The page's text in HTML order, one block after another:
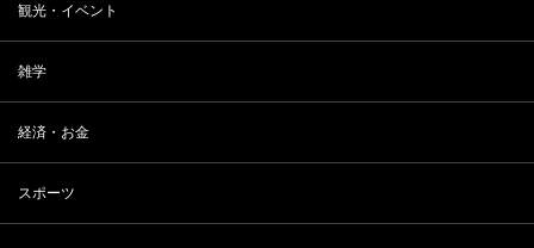
観光・イベント
雑学
経済・お金
スポーツ